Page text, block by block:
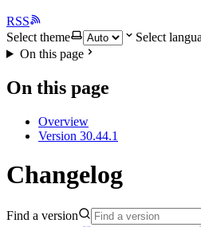
RSS
Select theme
Select
On this page
On this page
Overview
Version 30.44.1
Changelog
Find a version